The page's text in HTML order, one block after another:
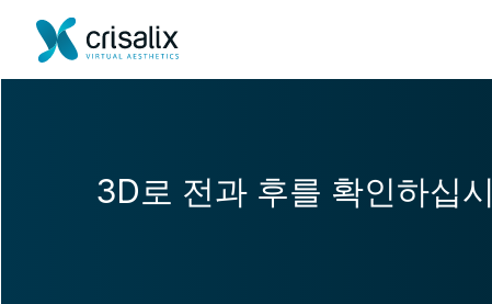
3D로 전과 후를 확인하십